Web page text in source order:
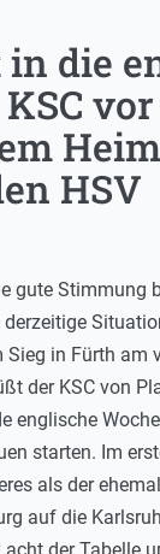
die
vor
HSV
gute Stimmung
derzeitige
Sieg in Fürth am
der KSC von
englische
starten. Im
als der
auf die